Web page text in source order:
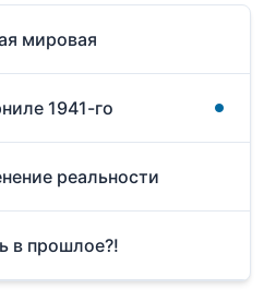
мировая
1941-го
реальности
в прошлое?!